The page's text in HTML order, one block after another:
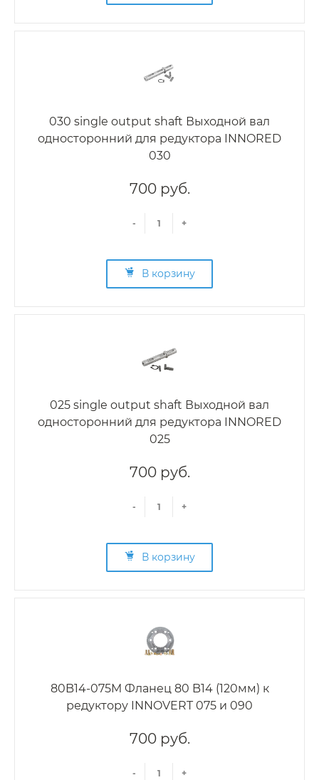
030 single output shaft Выходной вал
односторонний для редуктора INNORED
030
700 руб.
- +
В корзину
025 single output shaft Выходной вал
односторонний для редуктора INNORED
025
700 руб.
- +
В корзину
80B14-075M Фланец 80 B14 (120мм) к
редуктору INNOVERT 075 и 090
700 руб.
- +